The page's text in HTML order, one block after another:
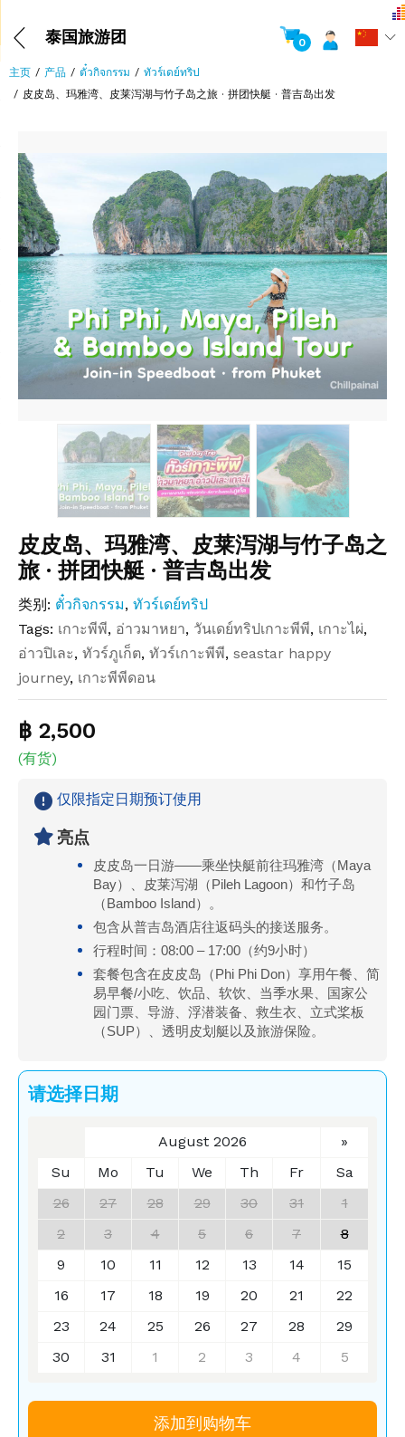
泰国旅游团 0
主页 产品 ตั๋วกิจกรรม
ทัวร์เดย์ทริป
皮皮岛、玛雅湾、皮莱泻湖与竹子岛之旅 · 拼团快艇 · 普吉岛出发
皮皮岛、玛雅湾、皮莱泻湖与竹子岛之
旅 · 拼团快艇 · 普吉岛出发
类别: ตั๋วกิจกรรม, ทัวร์เดย์ทริป
Tags: เกาะพีพี, อ่าวมาหยา, วันเดย์ทริปเกาะพีพี, เกาะไผ่,
อ่าวปิเละ, ทัวร์ภูเก็ต, ทัวร์เกาะพีพี, seastar happy
journey, เกาะพีพีดอน
฿ 2,500
(有货)
仅限指定日期预订使用
亮点
皮皮岛一日游——乘坐快艇前往玛雅湾（Maya
Bay）、皮莱泻湖（Pileh Lagoon）和竹子岛
（Bamboo Island）。
包含从普吉岛酒店往返码头的接送服务。
行程时间：08:00 – 17:00（约9小时）
套餐包含在皮皮岛（Phi Phi Don）享用午餐、简
易早餐/小吃、饮品、软饮、当季水果、国家公
园门票、导游、浮潜装备、救生衣、立式桨板
（SUP）、透明皮划艇以及旅游保险。
请选择日期
August 2026
»
Su
Mo Tu We Th Fr
Sa
26
27 28 29 30 31
1
2
3 4 5 6 7
8
9
10 11 12 13 14
15
16
17 18 19 20 21
22
23
24 25 26 27 28
29
30
31 1 2 3 4 5
添加到购物车